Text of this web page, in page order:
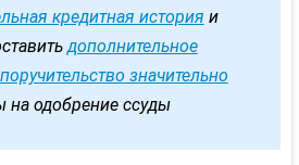
кредитная история и
дополнительное
значительно
одобрение ссуды